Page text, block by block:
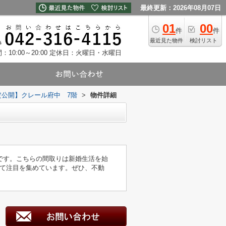
最終更新：2026年08月07日
01件
最近見た物件
00件
検討リスト
：10:00～20:00 定休日：火曜日・水曜日
公開】クレール府中 7階 > 物件詳細
。こちらの間取りは新婚生活を始
注目を集めています。ぜひ、不動